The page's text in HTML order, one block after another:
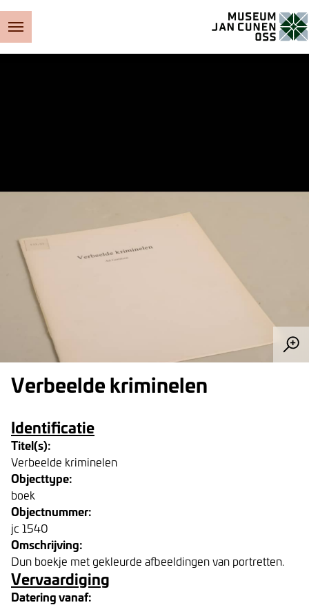
Verbeelde kriminelen
Identificatie
Titel(s):
Verbeelde kriminelen
Objecttype:
boek
Objectnummer:
jc 1540
Omschrijving:
Dun boekje met gekleurde afbeeldingen van portretten.
Vervaardiging
Datering vanaf: